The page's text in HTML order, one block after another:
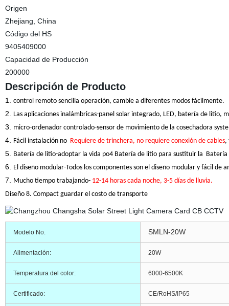
Origen
Zhejiang, China
Código del HS
9405409000
Capacidad de Producción
200000
Descripción de Producto
1. control remoto sencilla operación, cambie a diferentes modos fácilmente.
2. Las aplicaciones inalámbricas-panel solar integrado, LED, batería de litio,
3. micro-ordenador controlado-sensor de movimiento de la cosechadora
4. Fácil instalación noRequiere de trinchera, no requiere conexión de cables,
5. Batería de litio-adoptar la vida po4Batería de litio para sustituir la Batería
6. El diseño modular-Todos los componentes son el diseño modular y fácilde
7. Mucho tiempo trabajando-12-14 horas cada noche, 3-5 días de lluvia.
Diseño 8. Compact guardar el costo de transporte
Modelo No. SMLN-20W
Alimentación: 20W
Temperatura del color: 6000-6500K
Certificado: CE/RoHS/IP65